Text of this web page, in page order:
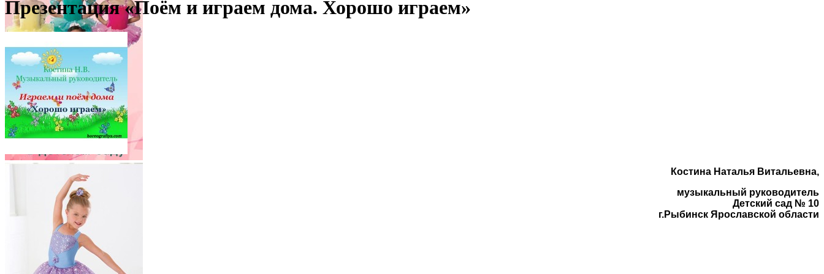
Презентация «Поём и играем дома. Хорошо играем»
Костина Наталья Витальевна,
музыкальный руководитель
Детский сад № 10
г.Рыбинск Ярославской области